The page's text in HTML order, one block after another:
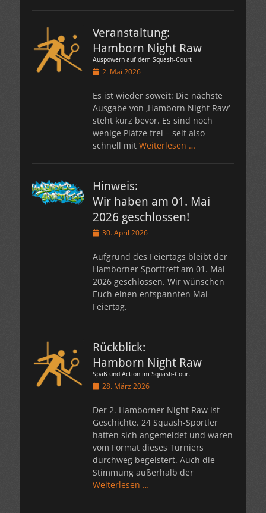
Veranstaltung:
Hamborn Night Raw
Auspowern auf dem Squash-Court
Veröffentlicht
2. Mai 2026
Es ist wieder soweit: Die nächste
Ausgabe von ‚Hamborn Night Raw‘
steht kurz bevor. Es sind noch
wenige Plätze frei – seit also
schnell mit Weiterlesen …
Hinweis:
Wir haben am 01. Mai
2026 geschlossen!
Veröffentlicht
30. April 2026
Aufgrund des Feiertags bleibt der
Hamborner Sporttreff am 01. Mai
2026 geschlossen. Wir wünschen
Euch einen entspannten Mai-
Feiertag.
Rückblick:
Hamborn Night Raw
Spaß und Action im Squash-Court
Veröffentlicht
28. März 2026
Der 2. Hamborner Night Raw ist
Geschichte. 24 Squash-Sportler
hatten sich angemeldet und waren
vom Format dieses Turniers
durchweg begeistert. Auch die
Stimmung außerhalb der
Weiterlesen …